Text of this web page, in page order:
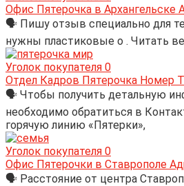
Офис Пятерочка в Архангельске
🗣 Пишу отзыв специально для
нужны пластиковые о . Читать
Уголок покупателя 0
Отдел Кадров Пятерочка Номер
🗣 Чтобы получить детальную
необходимо обратиться в
горячую линию «Пятерки»,
Уголок покупателя 0
Офис Пятерочки в Ставрополе
🗣 Расстояние от центра